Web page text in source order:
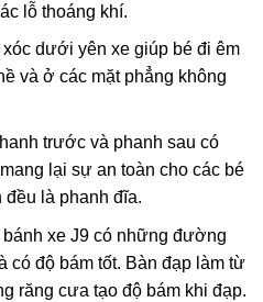
lỗ thoáng khí.
dưới yên xe giúp bé đi êm
và ở các mặt phẳng không
trước và phanh sau có
lại sự an toàn cho các bé
đều là phanh đĩa.
xe J9 có những đường
có độ bám tốt. Bàn đạp làm từ
răng cưa tạo độ bám khi đạp.